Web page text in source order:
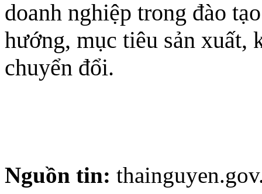
doanh nghiệp trong đào
hướng, mục tiêu sản xuất,
chuyển đổi.
Nguồn tin: